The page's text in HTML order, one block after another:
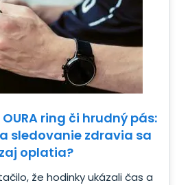
ring či hrudný pás:
sledovanie zdravia sa
oplatia?
že hodinky ukázali čas a